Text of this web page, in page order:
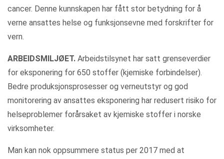
cancer. Denne kunnskapen har fått stor betydning for å
verne ansattes helse og funksjonsevne med forskrifter for
vern.
ARBEIDSMILJØET. Arbeidstilsynet har satt grenseverdier
for eksponering for 650 stoffer (kjemiske forbindelser).
Bedre produksjonsprosesser og verneutstyr og god
monitorering av ansattes eksponering har redusert risiko for
helseproblemer forårsaket av kjemiske stoffer i norske
virksomheter.
Man kan nok oppsummere status per 2017 med at